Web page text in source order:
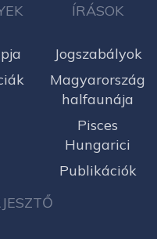
ÍRÁSOK
Jogszabályok
Magyarország
halfaunája
Pisces
Hungarici
Publikációk